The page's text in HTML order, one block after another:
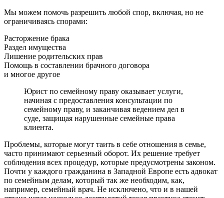
Мы можем помочь разрешить любой спор, включая, но не
ограничиваясь спорами:
Расторжение брака
Раздел имущества
Лишение родительских прав
Помощь в составлении брачного договора
и многое другое
Юрист по семейному праву оказывает услуги,
начиная с предоставления консультации по
семейному праву, и заканчивая ведением дел в
суде, защищая нарушенные семейные права
клиента.
Проблемы, которые могут таить в себе отношения в семье,
часто принимают серьезный оборот. Их решение требует
соблюдения всех процедур, которые предусмотрены законом.
Почти у каждого гражданина в Западной Европе есть адвокат
по семейным делам, который так же необходим, как,
например, семейный врач. Не исключено, что и в нашей